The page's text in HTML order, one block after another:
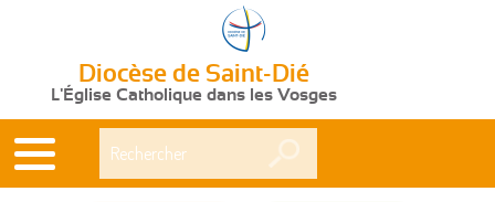
Diocèse de Saint-Dié
L'Église Catholique dans les Vosges